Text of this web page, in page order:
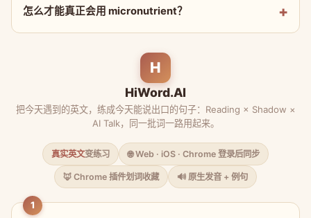
怎么才能真正会用 micronutrient？
H
HiWord.AI
把今天遇到的英文，练成今天能说出口的句子：Reading × Shadow ×
AI Talk，同一批词一路用起来。
真实英文变练习 🌐 Web · iOS · Chrome 登录后同步
🦊 Chrome 插件划词收藏 🔊 原生发音 + 例句
1